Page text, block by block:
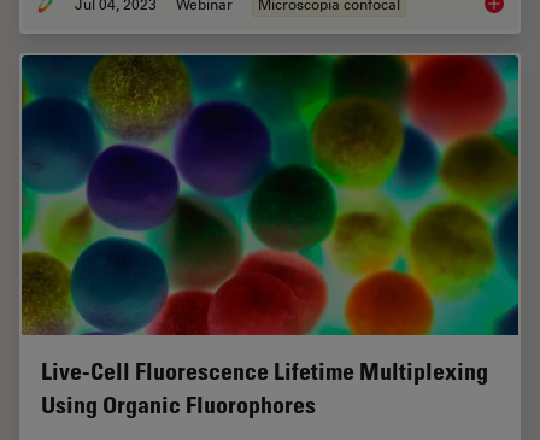
Live-Cell Fluorescence Lifetime Multiplexing
Using Organic Fluorophores